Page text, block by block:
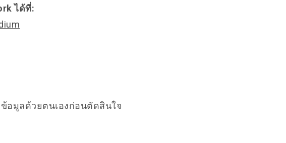
ได้ที่:
อมูลด้วยตนเองก่อนตัดสินใจ